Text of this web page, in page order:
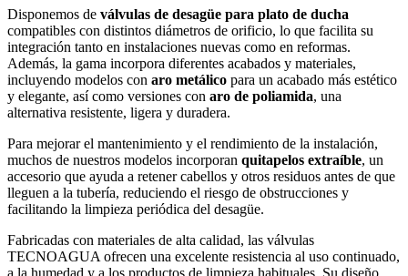
Disponemos de válvulas de desagüe para plato de ducha
compatibles con distintos diámetros de orificio, lo que facilita su
integración tanto en instalaciones nuevas como en reformas.
Además, la gama incorpora diferentes acabados y materiales,
incluyendo modelos con aro metálico para un acabado más estético
y elegante, así como versiones con aro de poliamida, una
alternativa resistente, ligera y duradera.
Para mejorar el mantenimiento y el rendimiento de la instalación,
muchos de nuestros modelos incorporan quitapelos extraíble, un
accesorio que ayuda a retener cabellos y otros residuos antes de que
lleguen a la tubería, reduciendo el riesgo de obstrucciones y
facilitando la limpieza periódica del desagüe.
Fabricadas con materiales de alta calidad, las válvulas
TECNOAGUA ofrecen una excelente resistencia al uso continuado,
a la humedad y a los productos de limpieza habituales. Su diseño